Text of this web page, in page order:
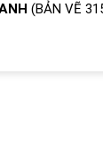
(BẢN VẼ